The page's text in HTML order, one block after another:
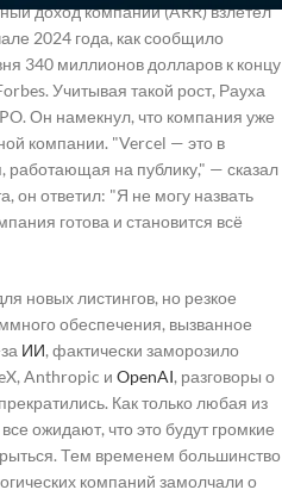
доход компании (ARR) взлетел
2024 года, как сообщило
340 миллионов долларов к концу
Учитывая такой рост, Рауха
Он намекнул, что компания уже
компании. "Vercel — это в
работающая на публику," — сказал
он ответил: "Я не могу назвать
готова и становится всё
новых листингов, но резкое
обеспечения, вызванное
ИИ, фактически заморозило
Anthropic и OpenAI, разговоры о
Как только любая из
ожидают, что это будут громкие
Тем временем большинство
компаний замолчали о